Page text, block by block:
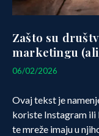
Zašto su
marketingu
06/02/2026
Ovaj tekst je
koriste Instagram ili
te mreže imaju u